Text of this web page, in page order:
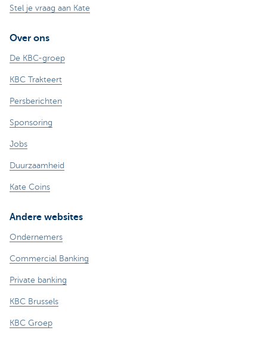
Stel je vraag aan Kate
Over ons
De KBC-groep
KBC Trakteert
Persberichten
Sponsoring
Jobs
Duurzaamheid
Kate Coins
Andere websites
Ondernemers
Commercial Banking
Private banking
KBC Brussels
KBC Groep